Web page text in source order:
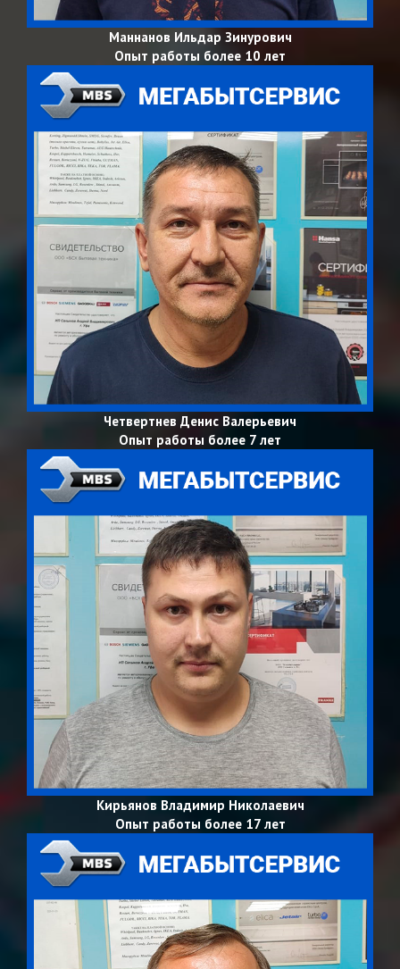
Маннанов Ильдар Зинурович
Опыт работы более 10 лет
Четвертнев Денис Валерьевич
Опыт работы более 7 лет
Кирьянов Владимир Николаевич
Опыт работы более 17 лет